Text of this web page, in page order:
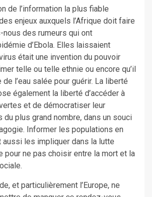
de l’information la plus fiable
enjeux auxquels l’Afrique doit faire
nous des rumeurs qui ont
d’Ebola. Elles laissaient
était une invention du pouvoir
telle ou telle ethnie ou encore qu’il
l’eau salée pour guérir. La liberté
également la liberté d’accéder à
et de démocratiser leur
du plus grand nombre, dans un souci
Informer les populations en
aussi les impliquer dans la lutte
pour ne pas choisir entre la mort et la
et particulièrement l’Europe, ne